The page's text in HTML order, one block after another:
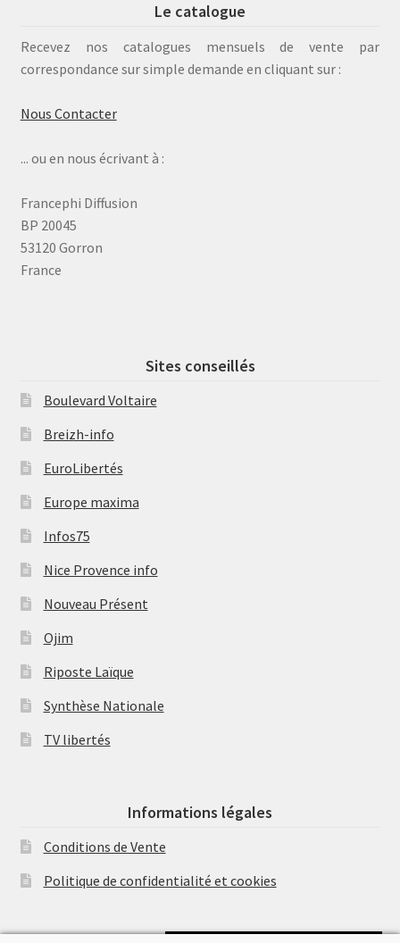
Le catalogue
Recevez nos catalogues mensuels de vente par
correspondance sur simple demande en cliquant sur :
Nous Contacter
... ou en nous écrivant à :
Francephi Diffusion
BP 20045
53120 Gorron
France
Sites conseillés
Boulevard Voltaire
Breizh-info
EuroLibertés
Europe maxima
Infos75
Nice Provence info
Nouveau Présent
Ojim
Riposte Laïque
Synthèse Nationale
TV libertés
Informations légales
Conditions de Vente
Politique de confidentialité et cookies